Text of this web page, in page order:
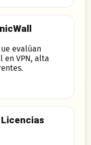
evalúan
en VPN, alta